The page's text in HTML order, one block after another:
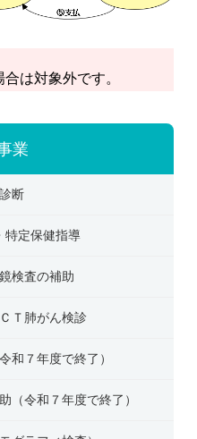
は対象外です。
業
断
特定保健指導
検査の補助
Ｔ肺がん検診
和７年度で終了）
（令和７年度で終了）